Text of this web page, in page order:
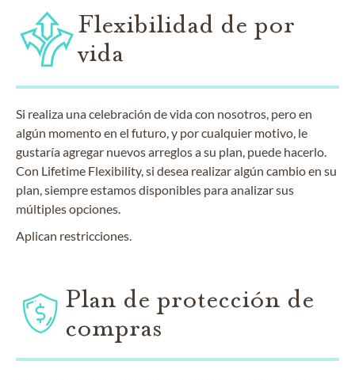
Flexibilidad de por
vida
Si realiza una celebración de vida con nosotros, pero en
algún momento en el futuro, y por cualquier motivo, le
gustaría agregar nuevos arreglos a su plan, puede hacerlo.
Con Lifetime Flexibility, si desea realizar algún cambio en su
plan, siempre estamos disponibles para analizar sus
múltiples opciones.
Aplican restricciones.
Plan de protección de
compras